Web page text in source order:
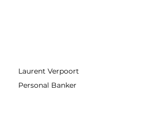
Laurent Verpoort
Personal Banker